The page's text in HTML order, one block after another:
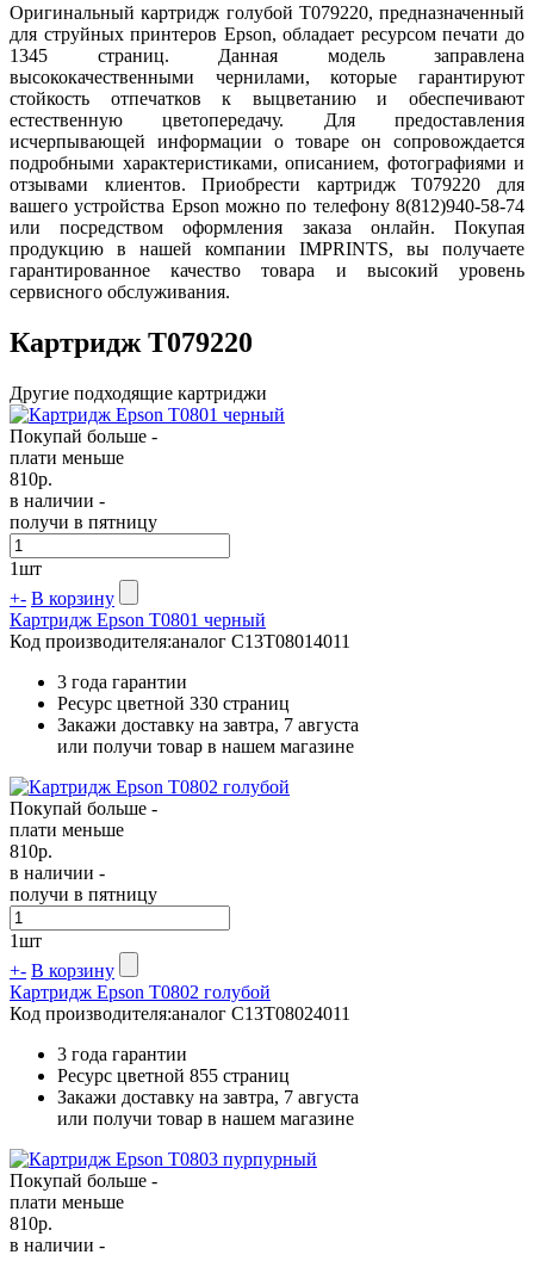
Оригинальный картридж голубой T079220, предназначенный
для струйных принтеров Epson, обладает ресурсом печати до
1345 страниц. Данная модель заправлена
высококачественными чернилами, которые гарантируют
стойкость отпечатков к выцветанию и обеспечивают
естественную цветопередачу. Для предоставления
исчерпывающей информации о товаре он сопровождается
подробными характеристиками, описанием, фотографиями и
отзывами клиентов. Приобрести картридж T079220 для
вашего устройства Epson можно по телефону 8(812)940-58-74
или посредством оформления заказа онлайн. Покупая
продукцию в нашей компании IMPRINTS, вы получаете
гарантированное качество товара и высокий уровень
сервисного обслуживания.
Картридж T079220
Другие подходящие картриджи
Покупай больше -
плати меньше
810р.
в наличии -
получи в пятницу
1шт
+- В корзину
Картридж Epson T0801 черный
Код производителя:аналог C13T08014011
3 года гарантии
Ресурс цветной 330 страниц
Закажи доставку на завтра, 7 августа
или получи товар в нашем магазине
Покупай больше -
плати меньше
810р.
в наличии -
получи в пятницу
1шт
+- В корзину
Картридж Epson T0802 голубой
Код производителя:аналог C13T08024011
3 года гарантии
Ресурс цветной 855 страниц
Закажи доставку на завтра, 7 августа
или получи товар в нашем магазине
Покупай больше -
плати меньше
810р.
в наличии -